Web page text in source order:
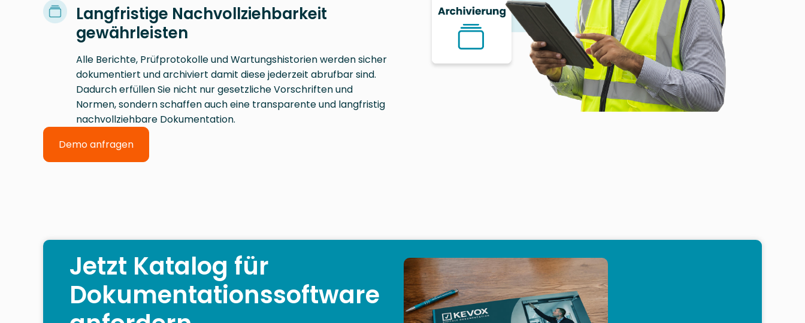
Langfristige Nachvollziehbarkeit
gewährleisten
Alle Berichte, Prüfprotokolle und Wartungshistorien werden sicher
dokumentiert und archiviert damit diese jederzeit abrufbar sind.
Dadurch erfüllen Sie nicht nur gesetzliche Vorschriften und
Normen, sondern schaffen auch eine transparente und langfristig
nachvollziehbare Dokumentation.
Demo anfragen
Jetzt Katalog für
Dokumentationssoftware